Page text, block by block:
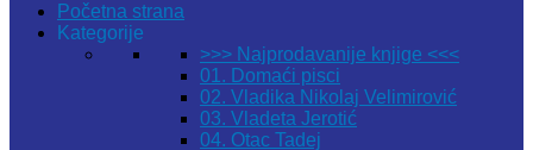
Početna strana
Kategorije
>>> Najprodavanije knjige <<<
01. Domaći pisci
02. Vladika Nikolaj Velimirović
03. Vladeta Jerotić
04. Otac Tadej